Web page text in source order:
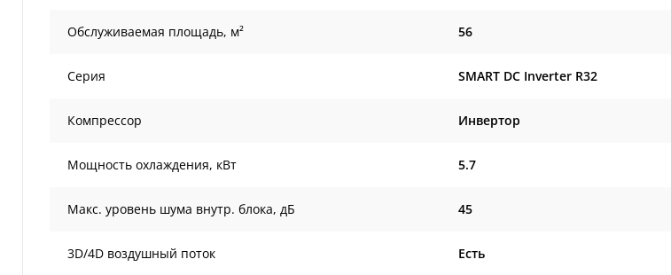
Обслуживаемая площадь, м² 56
Серия SMART DC Inverter R32
Компрессор Инвертор
Мощность охлаждения, кВт 5.7
Макс. уровень шума внутр. блока, дБ 45
3D/4D воздушный поток Есть